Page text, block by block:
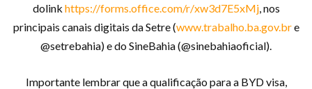
dolink https://forms.office.com/r/xw3d7E5xMj, nos
principais canais digitais da Setre (www.trabalho.ba.gov.bre
@setrebahia) e do SineBahia (@sinebahiaoficial).
Importante lembrar que a qualificação para a BYD visa,